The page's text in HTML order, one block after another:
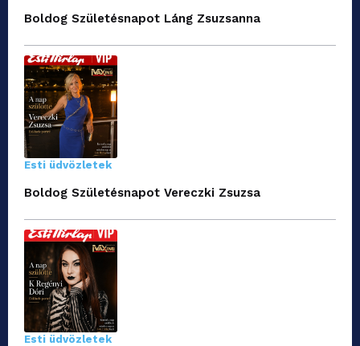
Boldog Születésnapot Láng Zsuzsanna
Esti üdvözletek
Boldog Születésnapot Vereczki Zsuzsa
Esti üdvözletek